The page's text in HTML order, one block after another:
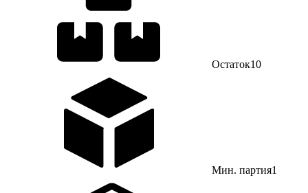
Остаток10
Мин. партия1